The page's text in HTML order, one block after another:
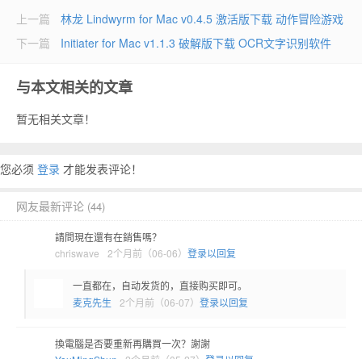
上一篇
林龙 Lindwyrm for Mac v0.4.5 激活版下载 动作冒险游戏
Initiater for Mac v1.1.3 破解版下载 OCR文字识别软件
下一篇
与本文相关的文章
暂无相关文章！
您必须 登录 才能发表评论！
网友最新评论 (44)
請問現在還有在銷售嗎？
chriswave
2个月前（06-06） 登录以回复
一直都在，自动发货的，直接购买即可。
麦克先生
2个月前（06-07） 登录以回复
換電腦是否要重新再購買一次？謝謝